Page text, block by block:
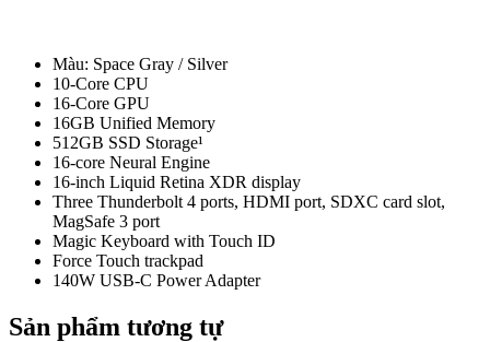
Màu: Space Gray / Silver
10-Core CPU
16-Core GPU
16GB Unified Memory
512GB SSD Storage¹
16-core Neural Engine
16-inch Liquid Retina XDR display
Three Thunderbolt 4 ports, HDMI port, SDXC card slot,
MagSafe 3 port
Magic Keyboard with Touch ID
Force Touch trackpad
140W USB-C Power Adapter
Sản phẩm tương tự